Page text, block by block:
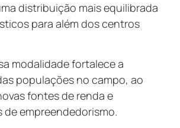
distribuição mais equilibrada
para além dos centros
modalidade fortalece a
populações no campo, ao
fontes de renda e
empreendedorismo.